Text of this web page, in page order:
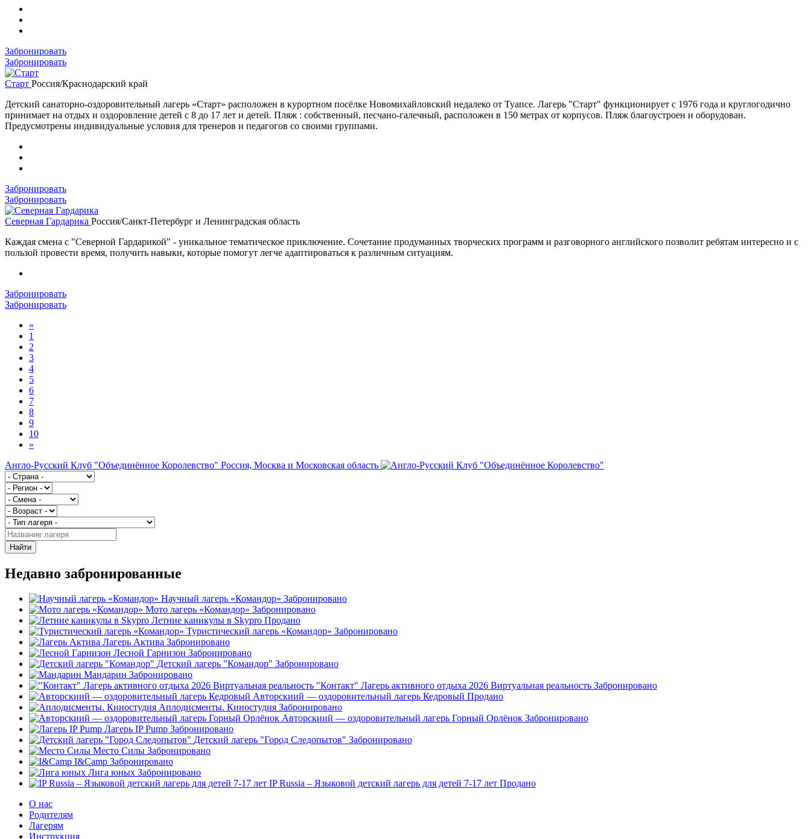
Забронировать
Забронировать
Старт Россия/Краснодарский край
Детский санаторно-оздоровительный лагерь «Старт» расположен в курортном посёлке Новомихайловский недалеко от Туапсе. Лагерь "Старт" функционирует с 1976 года и круглогодично
принимает на отдых и оздоровление детей с 8 до 17 лет и детей. Пляж : собственный, песчано-галечный, расположен в 150 метрах от корпусов. Пляж благоустроен и оборудован.
Предусмотрены индивидуальные условия для тренеров и педагогов со своими группами.
Забронировать
Забронировать
Северная Гардарика Россия/Санкт-Петербург и Ленинградская область
Каждая смена с "Северной Гардарикой" - уникальное тематическое приключение. Сочетание продуманных творческих программ и разговорного английского позволит ребятам интересно и с
пользой провести время, получить навыки, которые помогут легче адаптироваться к различным ситуациям.
Забронировать
Забронировать
«
1
2
3
4
5
6
7
8
9
10
»
Англо-Русский Клуб "Объединённое Королевство" Россия, Москва и Московская область
Найти
Недавно забронированные
Научный лагерь «Командор» Забронировано
Мото лагерь «Командор» Забронировано
Летние каникулы в Skypro Продано
Туристический лагерь «Командор» Забронировано
Лагерь Актива Забронировано
Лесной Гарнизон Забронировано
Детский лагерь "Командор" Забронировано
Мандарин Забронировано
"Контакт" Лагерь активного отдыха 2026 Виртуальная реальность Забронировано
Авторскиий — оздоровительный лагерь Кедровый Продано
Аплодисменты. Киностудия Забронировано
Авторскиий — оздоровительный лагерь Горный Орлёнок Забронировано
Лагерь IP Pump Забронировано
Детский лагерь "Город Следопытов" Забронировано
Место Силы Забронировано
I&Camp Забронировано
Лига юных Забронировано
IP Russia – Языковой детский лагерь для детей 7-17 лет Продано
О нас
Родителям
Лагерям
Инструкция